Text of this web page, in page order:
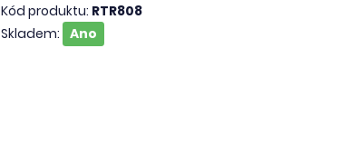
Kód produktu: RTR808
Skladem: Ano